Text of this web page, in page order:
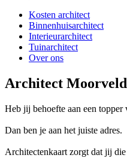
Kosten architect
Binnenhuisarchitect
Interieurarchitect
Tuinarchitect
Over ons
Architect Moorveld
Heb jij behoefte aan een
Dan ben je aan het juiste adres.
Architectenkaart zorgt dat jij